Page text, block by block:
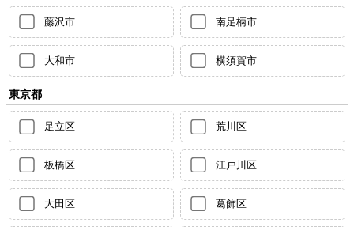
藤沢市 南足柄市
大和市 横須賀市
東京都
足立区 荒川区
板橋区 江戸川区
大田区 葛飾区